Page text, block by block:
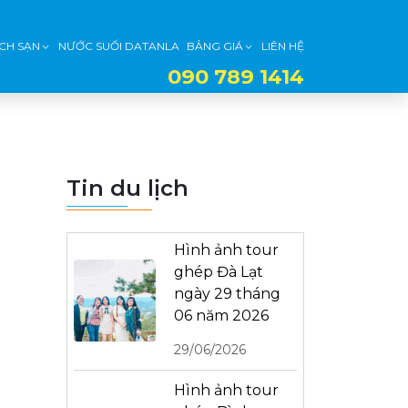
SẠN NƯỚC SUỐI DATANLA BẢNG GIÁ LIÊN HỆ
090 789 1414
Tin du lịch
Hình ảnh tour
ghép Đà Lạt
ngày 29 tháng
06 năm 2026
29/06/2026
Hình ảnh tour